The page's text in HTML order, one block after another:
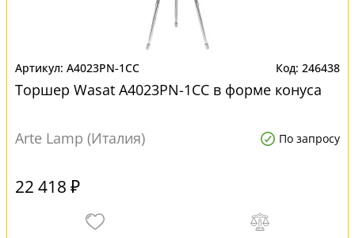
A4023PN-1CC 246438
Торшер Wasat A4023PN-1CC в форме конуса
Arte Lamp (Италия) По запросу
22 418 ₽